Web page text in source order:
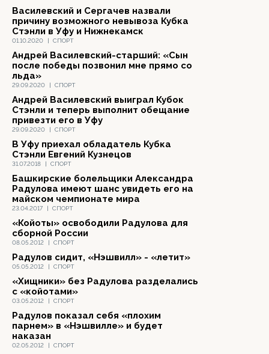
01.10.2020 | СПОРТ
Василевский и Сергачев назвали
причину возможного невывоза Кубка
Стэнли в Уфу и Нижнекамск
29.09.2020 | СПОРТ
Андрей Василевский-старший: «Сын
после победы позвонил мне прямо со
льда»
29.09.2020 | СПОРТ
Андрей Василевский выиграл Кубок
Стэнли и теперь выполнит обещание
привезти его в Уфу
31.07.2018 | СПОРТ
В Уфу приехал обладатель Кубка
Стэнли Евгений Кузнецов
23.04.2017 | СПОРТ
Башкирские болельщики Александра
Радулова имеют шанс увидеть его на
майском чемпионате мира
08.05.2012 | СПОРТ
«Койоты» освободили Радулова для
сборной России
05.05.2012 | СПОРТ
Радулов сидит, «Нэшвилл» - «летит»
03.05.2012 | СПОРТ
«Хищники» без Радулова разделались
с «койотами»
02.05.2012 | СПОРТ
Радулов показал себя «плохим
парнем» в «Нэшвилле» и будет
наказан